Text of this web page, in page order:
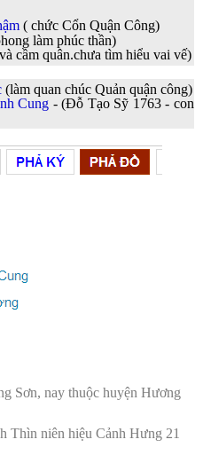
( chức Cổn Quận Công)
làm phúc thần)
cầm quân.chưa tìm hiểu vai vế)
(làm quan chúc Quản quận công)
Cung - (Đỗ Tạo Sỹ 1763 - con
Sơn, nay thuộc huyện Hương
Thìn niên hiệu Cảnh Hưng 21